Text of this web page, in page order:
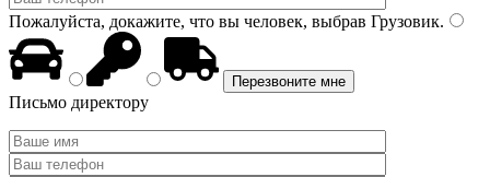
Пожалуйста, докажите, что вы человек, выбрав Грузовик.
Письмо директору